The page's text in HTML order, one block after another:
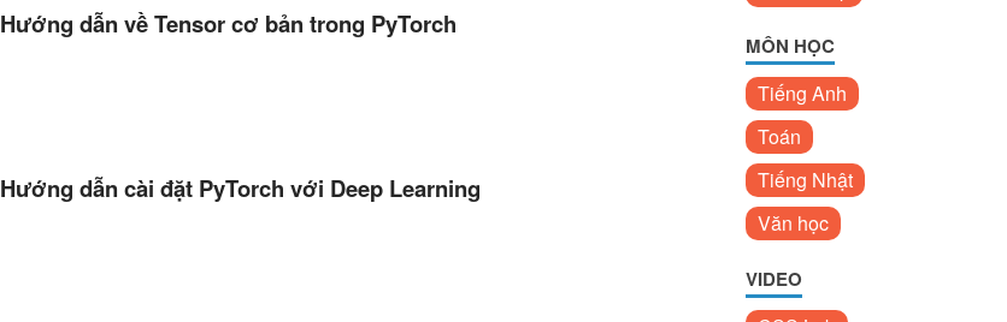
Hướng dẫn về Tensor cơ bản trong PyTorch
Hướng dẫn cài đặt PyTorch với Deep Learning
MÔN HỌC
Tiếng Anh
Toán
Tiếng Nhật
Văn học
VIDEO